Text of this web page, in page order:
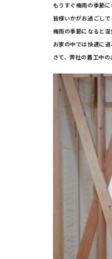
もうすぐ梅雨の季節に
皆様いかがお過ごしで
梅雨の季節になると
お家の中では快適に
さて、弊社の着工中